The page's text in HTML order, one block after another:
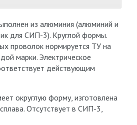
из алюминия (алюминий и
для СИП-3). Круглой формы.
проволок нормируется ТУ на
марки. Электрическое
действующим
округлую форму, изготовлена
Отсутствует в СИП-3,